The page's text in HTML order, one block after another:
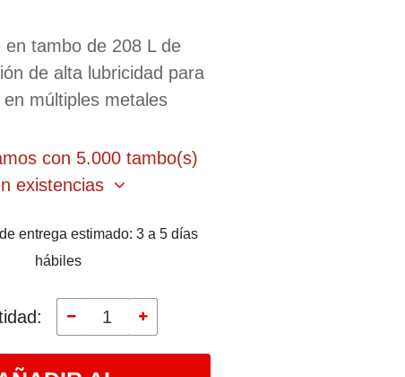
en tambo de 208 L de
de alta lubricidad para
en múltiples metales
con 5.000 tambo(s)
existencias
entrega estimado: 3 a 5 días
hábiles